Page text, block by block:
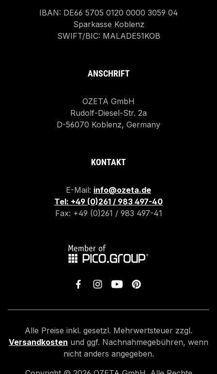
IBAN: DE66 5705 0120 0000 3059 04
Sparkasse Koblenz
SWIFT/BIC: MALADE51KOB
ANSCHRIFT
OZETA GmbH
Rudolf-Diesel-Str. 2a
D-56070 Koblenz, Germany
KONTAKT
E-Mail: info@ozeta.de
Tel: +49 (0)261 / 983 497-40
Fax: +49 (0)261 / 983 497-41
Alle Preise inkl. gesetzl. Mehrwertsteuer zzgl.
Versandkosten und ggf. Nachnahmegebühren, wenn
nicht anders angegeben.